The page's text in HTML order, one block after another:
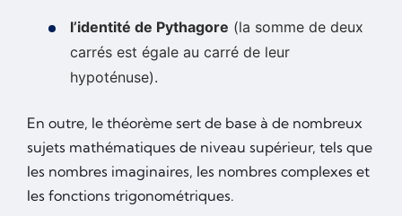
l’identité de Pythagore (la somme de deux
carrés est égale au carré de leur
hypoténuse).
En outre, le théorème sert de base à de nombreux
sujets mathématiques de niveau supérieur, tels que
les nombres imaginaires, les nombres complexes et
les fonctions trigonométriques.